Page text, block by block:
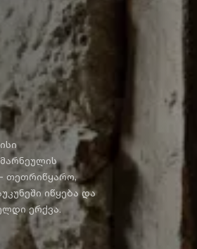
თეთრიწყარო,
იწყება და
ერქვა.